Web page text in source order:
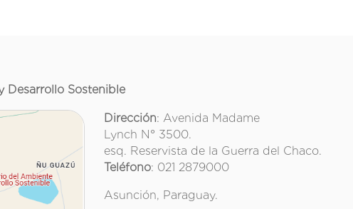
Desarrollo Sostenible
Dirección: Avenida Madame
Lynch N° 3500.
esq. Reservista de la Guerra del Chaco.
Teléfono: 021 2879000
Asunción, Paraguay.